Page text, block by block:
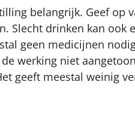
belangrijk. Geef op
Slecht drinken kan ook
geen medicijnen
werking niet
geeft meestal weinig